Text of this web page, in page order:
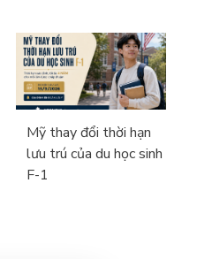
Mỹ thay đổi thời hạn
lưu trú của du học sinh
F-1